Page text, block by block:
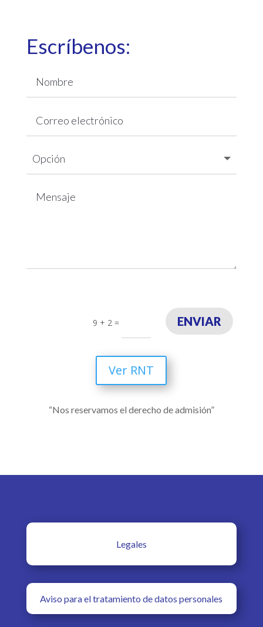
Escríbenos:
9 + 2 = ENVIAR
Ver RNT
“Nos reservamos el derecho de admisión”
Legales
Aviso para el tratamiento de datos personales